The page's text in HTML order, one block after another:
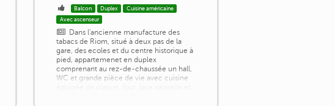
Balcon Duplex
Cuisine américaine
Avec ascenseur
Dans l'ancienne manufacture des
tabacs de Riom, situé à deux pas de la
gare, des ecoles et du centre historique à
pied, appartemenet en duplex
comprenant au rez-de-chaussée un hall,
WC et grande pièce de vie avec cuisine